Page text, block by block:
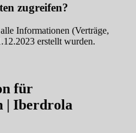
zugreifen?
Informationen (Verträge,
erstellt wurden.
für
| Iberdrola